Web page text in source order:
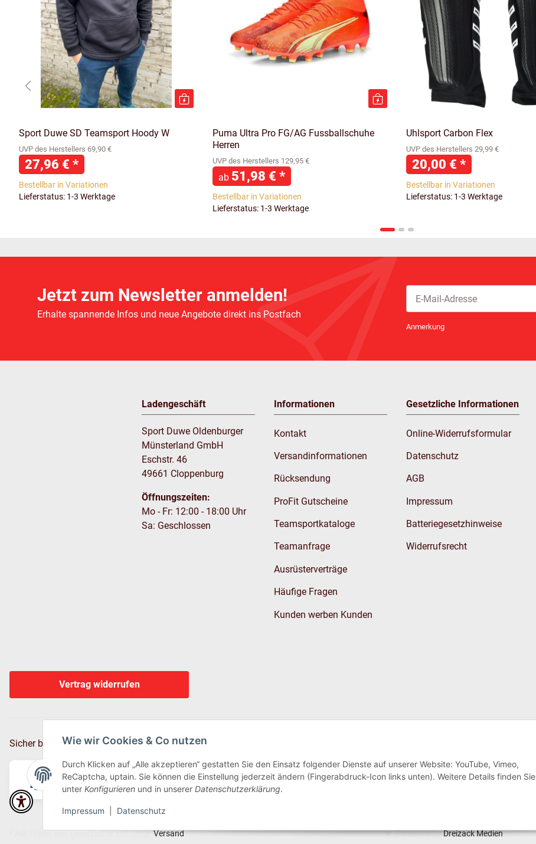
Wie wir Cookies & Co nutzen
Durch Klicken auf „Alle akzeptieren“ gestatten Sie den Einsatz folgender Dienste auf unserer Website: YouTube, Vimeo,
ReCaptcha, uptain. Sie können die Einstellung jederzeit ändern (Fingerabdruck-Icon links unten). Weitere Details finden Sie
unter Konfigurieren und in unserer Datenschutzerklärung.
Impressum Datenschutz
Sport Duwe SD Teamsport Hoody W
UVP des Herstellers 69,90 €
27,96 € *
Bestellbar in Variationen
Lieferstatus: 1-3 Werktage
Puma Ultra Pro FG/AG Fussballschuhe
Herren
UVP des Herstellers 129,95 €
ab 51,98 € *
Bestellbar in Variationen
Lieferstatus: 1-3 Werktage
Uhlsport Carbon Flex
UVP des Herstellers 29,99 €
20,00 € *
Bestellbar in Variationen
Lieferstatus: 1-3 Werktage
Jetzt zum Newsletter anmelden!
Erhalte spannende Infos und neue Angebote direkt ins Postfach
Anmerkung
Ladengeschäft
Sport Duwe Oldenburger
Münsterland GmbH
Eschstr. 46
49661 Cloppenburg
Öffnungszeiten:
Mo - Fr: 12:00 - 18:00 Uhr
Sa: Geschlossen
Informationen
Kontakt
Versandinformationen
Rücksendung
ProFit Gutscheine
Teamsportkataloge
Teamanfrage
Ausrüsterverträge
Häufige Fragen
Kunden werben Kunden
Gesetzliche Informationen
Online-Widerrufsformular
Datenschutz
AGB
Impressum
Batteriegesetzhinweise
Widerrufsrecht
Vertrag widerrufen
Sicher bezahlen via:
* Alle Preise inkl. gesetzlicher USt., zzgl.Versand Perfected byDreizack Medien.